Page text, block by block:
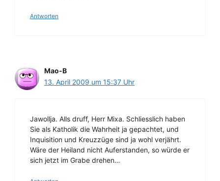
Antworten
Mao-B
13. April 2009 um 15:37 Uhr
Jawollja. Alls druff, Herr Mixa. Schliesslich haben
Sie als Katholik die Wahrheit ja gepachtet, und
Inquisition und Kreuzzüge sind ja wohl verjährt.
Wäre der Heiland nicht Auferstanden, so würde er
sich jetzt im Grabe drehen…